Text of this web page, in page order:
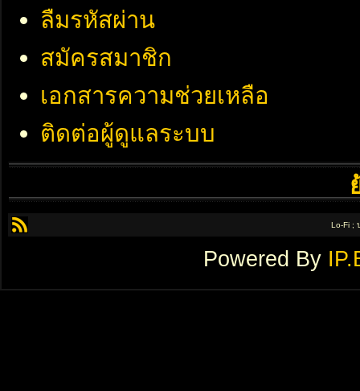
ลืมรหัสผ่าน
สมัครสมาชิก
เอกสารความช่วยเหลือ
ติดต่อผู้ดูแลระบบ
Lo-Fi ;
Powered By